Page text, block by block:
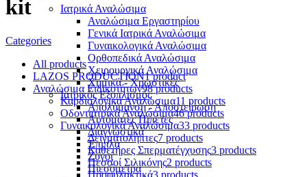
Ιατρικά Αναλώσιμα
Αναλώσιμα Εργαστηρίου
Γενικά Ιατρικά Αναλώσιμα
Γυναικολογικά Αναλώσιμα
Ορθοπεδικά Αναλώσιμα
Χειρουργικά Αναλώσιμα
Χημικά - Χρωστικές
Ιατρικός Εξοπλισμός
Απολύμανση - Αποστείρωση
Αυτόματες Πιπέτες
Διαγνωστικά
Έπιπλα
Ζυγοί
Πιεσόμετρα
kit
Categories
All products
LAZOS PRODUCTION1 product
Αναλώσιμα Ειδικοτήτων98 products
Καρδιολογικά Αναλώσιμα11 products
Οδοντιατρικά Αναλώσιμα46 products
Γυναικολογικά Αναλώσιμα33 products
Δειγματολήπτες7 products
Καθετήρες Σπερματέγχυσης3 products
Πεσσοί Σιλικόνης2 products
Προφυλακτικά3 products